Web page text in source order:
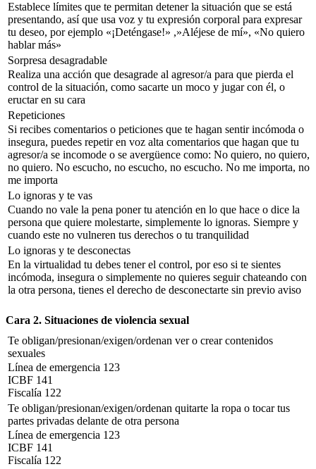
Establece límites que te permitan detener la situación que se está
presentando, así que usa voz y tu expresión corporal para expresar
tu deseo, por ejemplo «¡Deténgase!» ,»Aléjese de mí», «No quiero
hablar más»
Sorpresa desagradable
Realiza una acción que desagrade al agresor/a para que pierda el
control de la situación, como sacarte un moco y jugar con él, o
eructar en su cara
Repeticiones
Si recibes comentarios o peticiones que te hagan sentir incómoda o
insegura, puedes repetir en voz alta comentarios que hagan que tu
agresor/a se incomode o se avergüence como: No quiero, no quiero,
no quiero. No escucho, no escucho, no escucho. No me importa, no
me importa
Lo ignoras y te vas
Cuando no vale la pena poner tu atención en lo que hace o dice la
persona que quiere molestarte, simplemente lo ignoras. Siempre y
cuando este no vulneren tus derechos o tu tranquilidad
Lo ignoras y te desconectas
En la virtualidad tu debes tener el control, por eso si te sientes
incómoda, insegura o simplemente no quieres seguir chateando con
la otra persona, tienes el derecho de desconectarte sin previo aviso
Cara 2. Situaciones de violencia sexual
Te obligan/presionan/exigen/ordenan ver o crear contenidos
sexuales
Línea de emergencia 123
ICBF 141
Fiscalía 122
Te obligan/presionan/exigen/ordenan quitarte la ropa o tocar tus
partes privadas delante de otra persona
Línea de emergencia 123
ICBF 141
Fiscalía 122